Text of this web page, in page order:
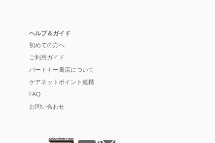
ヘルプ＆ガイド
初めての方へ
ご利用ガイド
パートナー書店について
ケアネットポイント連携
FAQ
お問い合わせ